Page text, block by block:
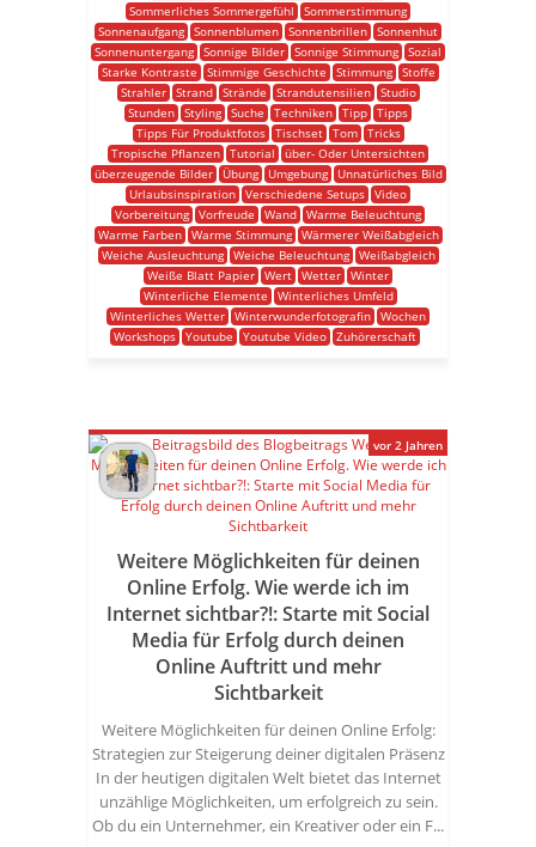
Sommerliches Sommergefühl
Sommerstimmung
Sonnenaufgang Sonnenblumen Sonnenbrillen Sonnenhut
Sonnenuntergang Sonnige Bilder Sonnige Stimmung Sozial
Starke Kontraste
Stimmige Geschichte Stimmung
Stoffe
Strahler
Strand Strände Strandutensilien
Studio
Stunden Styling Suche Techniken Tipp Tipps
Tipps Für Produktfotos
Tischset Tom
Tricks
Tropische Pflanzen Tutorial
über- Oder Untersichten
überzeugende Bilder
Übung Umgebung
Unnatürliches Bild
Urlaubsinspiration Verschiedene Setups Video
Vorbereitung Vorfreude Wand Warme Beleuchtung
Warme Farben
Warme Stimmung
Wärmerer Weißabgleich
Weiche Ausleuchtung
Weiche Beleuchtung
Weißabgleich
Weiße Blatt Papier Wert Wetter Winter
Winterliche Elemente
Winterliches Umfeld
Winterliches Wetter Winterwunderfotografin Wochen
Workshops Youtube Youtube Video Zuhörerschaft
Weitere Möglichkeiten für deinen
Online Erfolg. Wie werde ich im
Internet sichtbar?!: Starte mit Social
Media für Erfolg durch deinen
Online Auftritt und mehr
Sichtbarkeit
Weitere Möglichkeiten für deinen Online Erfolg:
Strategien zur Steigerung deiner digitalen Präsenz
In der heutigen digitalen Welt bietet das Internet
unzählige Möglichkeiten, um erfolgreich zu sein.
Ob du ein Unternehmer, ein Kreativer oder ein F...
vor 2 Jahren